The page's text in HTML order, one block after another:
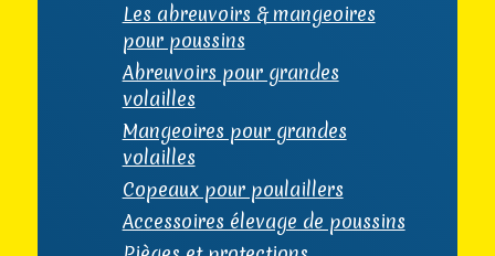
Les abreuvoirs & mangeoires
pour poussins
Abreuvoirs pour grandes
volailles
Mangeoires pour grandes
volailles
Copeaux pour poulaillers
Accessoires élevage de poussins